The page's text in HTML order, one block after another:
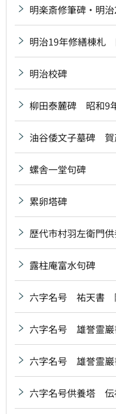
明楽斎修筆碑・明
明治19年修繕棟札
明治校碑
柳田泰麓碑 昭和9
油谷倭文子墓碑 賀
螺舎一堂句碑
累卵塔碑
歴代市村羽左衛門
露柱庵富水句碑
六字名号 祐天書
六字名号 雄誉霊巖
六字名号 雄誉霊巖
六字名号供養塔 伝